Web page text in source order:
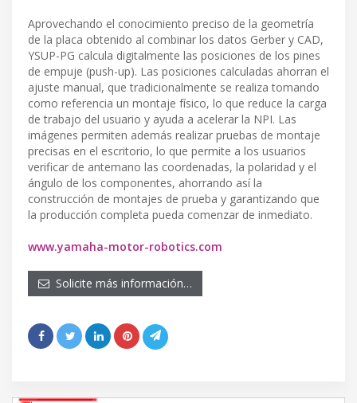
Aprovechando el conocimiento preciso de la geometría
de la placa obtenido al combinar los datos Gerber y CAD,
YSUP-PG calcula digitalmente las posiciones de los pines
de empuje (push-up). Las posiciones calculadas ahorran el
ajuste manual, que tradicionalmente se realiza tomando
como referencia un montaje físico, lo que reduce la carga
de trabajo del usuario y ayuda a acelerar la NPI. Las
imágenes permiten además realizar pruebas de montaje
precisas en el escritorio, lo que permite a los usuarios
verificar de antemano las coordenadas, la polaridad y el
ángulo de los componentes, ahorrando así la
construcción de montajes de prueba y garantizando que
la producción completa pueda comenzar de inmediato.
www.yamaha-motor-robotics.com
Solicite más información…